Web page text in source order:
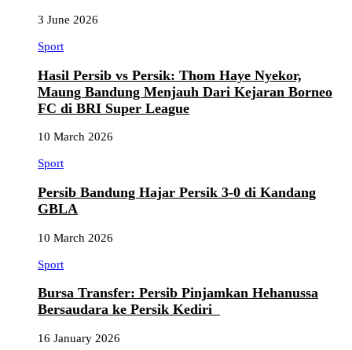
3 June 2026
Sport
Hasil Persib vs Persik: Thom Haye Nyekor,
Maung Bandung Menjauh Dari Kejaran Borneo
FC di BRI Super League
10 March 2026
Sport
Persib Bandung Hajar Persik 3-0 di Kandang
GBLA
10 March 2026
Sport
Bursa Transfer: Persib Pinjamkan Hehanussa
Bersaudara ke Persik Kediri
16 January 2026